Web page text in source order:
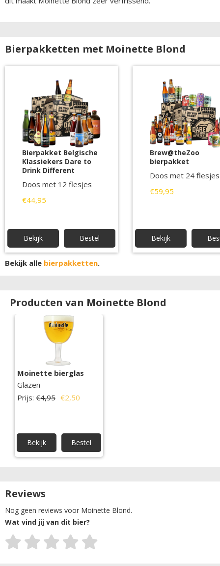
Bierpakketten met Moinette Blond
Bierpakket Belgische
Klassiekers Dare to
Drink Different
Doos met 12 flesjes
€44,95
Bekijk Bestel
Brew@theZoo
bierpakket
Doos met 24 flesjes
€59,95
Bekijk
Bekijk alle bierpakketten.
Producten van Moinette Blond
Moinette bierglas
Glazen
Prijs: €4,95 €2,50
Bekijk Bestel
Reviews
Nog geen reviews voor Moinette Blond.
Wat vind jij van dit bier?